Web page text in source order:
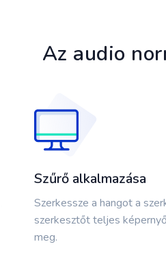
Az audio
Szűrő alkalmazása
Szerkessze a hangot a
szerkesztőt teljes
meg.